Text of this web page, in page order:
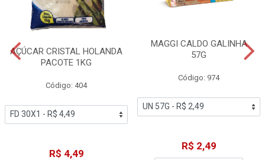
AÇÚCAR CRISTAL HOLANDA
PACOTE 1KG
Código: 404
R$ 4,49
MAGGI CALDO GALINHA
57G
Código: 974
R$ 2,49